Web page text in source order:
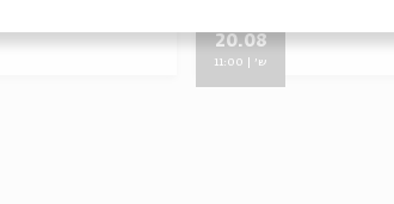
20.08
ש' | 11:00